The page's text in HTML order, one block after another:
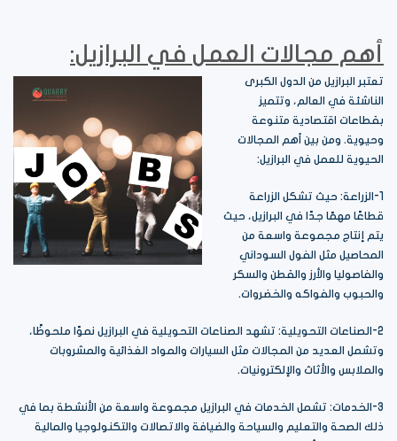
أهم مجالات العمل في البرازيل:
تعتبر البرازيل من الدول الكبرى
الناشئة في العالم، وتتميز
بقطاعات اقتصادية متنوعة
وحيوية. ومن بين أهم المجالات
الحيوية للعمل في البرازيل:
1-الزراعة: حيث تشكل الزراعة
قطاعًا مهمًا جدًا في البرازيل، حيث
يتم إنتاج مجموعة واسعة من
المحاصيل مثل الفول السوداني
والفاصوليا والأرز والقطن والسكر
والحبوب والفواكه والخضروات.
2-الصناعات التحويلية: تشهد الصناعات التحويلية في البرازيل نموًا ملحوظًا،
وتشمل العديد من المجالات مثل السيارات والمواد الغذائية والمشروبات
والملابس والأثاث والإلكترونيات.
3-الخدمات: تشمل الخدمات في البرازيل مجموعة واسعة من الأنشطة بما في
ذلك الصحة والتعليم والسياحة والضيافة والاتصالات والتكنولوجيا والمالية